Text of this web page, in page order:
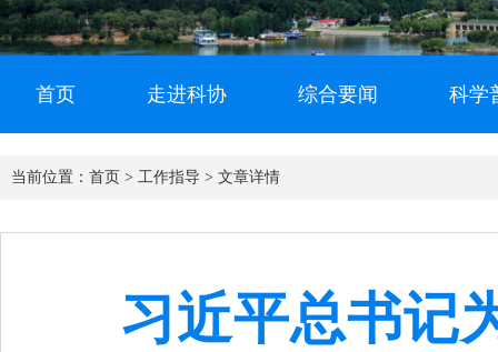
首页 走进科协 综合要闻 科学
当前位置： 首页 > 工作指导 > 文章详情
习近平总书记